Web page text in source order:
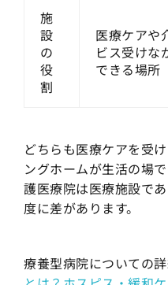
施
設
の
役
割
医療ケアや
ビス受けな
できる場所
どちらも医療ケアを受
ングホームが生活の場
護医療院は医療施設で
度に差があります。
療養型病院についての